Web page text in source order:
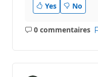
Yes
No
0 commentaires
Aucun